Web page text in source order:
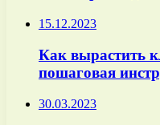
15.12.2023
Как вырастить
пошаговая
30.03.2023